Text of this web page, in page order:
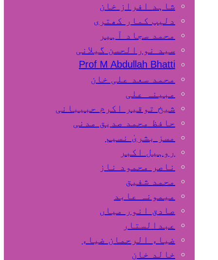
شاہد افراز خان
دلیپ کمار کھتری
محمد سجاد آہیر
سید نورالحسن گیلانی
Prof M Abdullah Bhatti
محمد سعد علی خان
مبینہ علی
شیخ توقیر اکرم حبیبانی
حافظ محمد صدیق مدنی
مسز بشریٰ نسیم
روہیل اکبر
ناصر محمود ناز
محمد شفیق
میمونہ عابد
صادق انور میاں
عبدالستار
ضیاء الرحمان ضیاء
خالد خان